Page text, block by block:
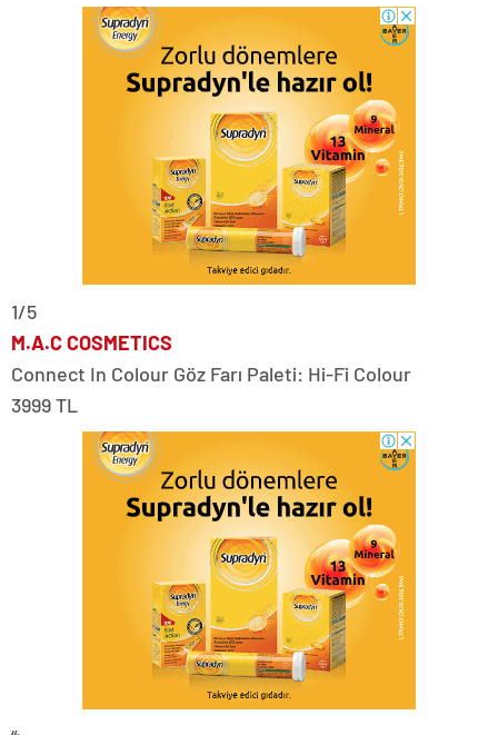
1/5
M.A.C COSMETICS
Connect In Colour Göz Farı Paleti: Hi-Fi Colour
3999 TL